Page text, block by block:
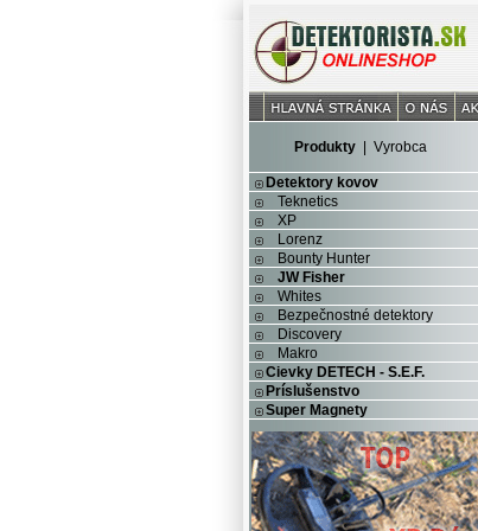
Produkty| Vyrobca
Detektory kovov
Teknetics
XP
Lorenz
Bounty Hunter
JW Fisher
Whites
Bezpečnostné detektory
Discovery
Makro
Cievky DETECH - S.E.F.
Príslušenstvo
Super Magnety